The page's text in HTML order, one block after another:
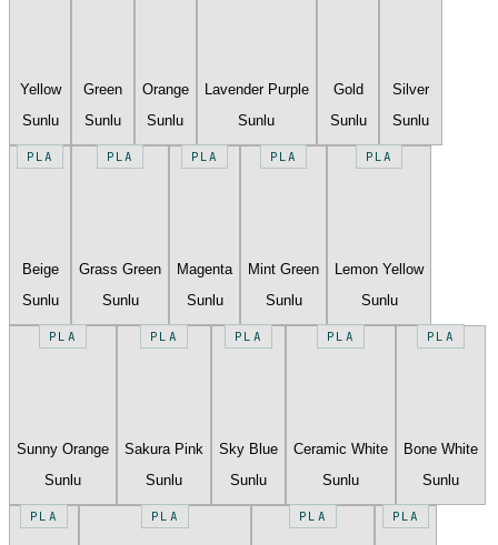
Yellow
Sunlu
Green
Sunlu
Orange
Sunlu
Lavender Purple
Sunlu
Gold
Sunlu
Silver
Sunlu
PLA
Beige
Sunlu
PLA
Grass Green
Sunlu
PLA
Magenta
Sunlu
PLA
Mint Green
Sunlu
PLA
Lemon Yellow
Sunlu
PLA
Sunny Orange
Sunlu
PLA
Sakura Pink
Sunlu
PLA
Sky Blue
Sunlu
PLA
Ceramic White
Sunlu
PLA
Bone White
Sunlu
PLA PLA PLA PLA